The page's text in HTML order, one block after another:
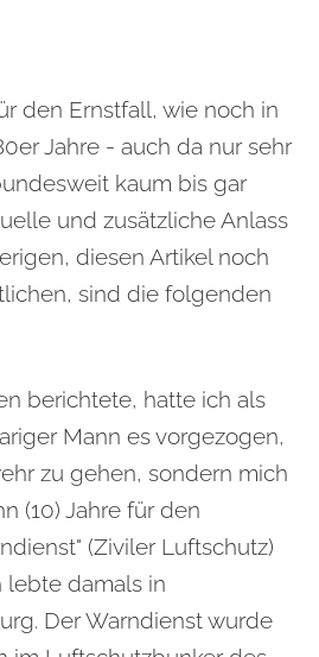
den Ernstfall, wie noch in
Jahre - auch da nur sehr
kaum bis gar
und zusätzliche Anlass
diesen Artikel noch
sind die folgenden
berichtete, hatte ich als
Mann es vorgezogen,
zu gehen, sondern mich
(10) Jahre für den
(Ziviler Luftschutz)
lebte damals in
Der Warndienst wurde